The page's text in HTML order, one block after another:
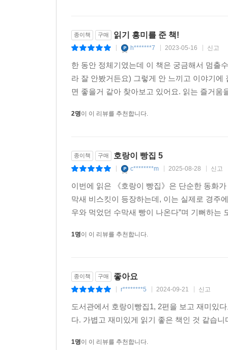
종이책 구매 읽기 흥미를 준 책!
h*******7 2023-05-16 신고
한 동안 정체기였는데 이 책은 궁금해서 멈출
라 잘 안봤거든요) 그렇게 안 느끼고 이야기
면 좋을거 같아 찾아보고 있어요. 읽는 즐거
2명이 이 리뷰를 추천합니다.
종이책 구매 호랑이 빵집 5
c********m 2025-08-28 신고
이번에 읽은 《호랑이 빵집》은 단순한 동화
막새 비스킷이 등장하는데, 이는 실제로 경주
우와 먹었던 수막새 빵이 나온다”며 기뻐하
1명이 이 리뷰를 추천합니다.
종이책 구매 좋아요
r********5 2024-09-21 신고
도서관에서 호랑이빵집1, 2편을 보고 재미있
다. 가볍고 재미있게 읽기 좋은 책인 것 같습
1명이 이 리뷰를 추천합니다.